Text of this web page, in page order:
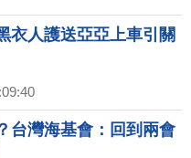
衣人護送亞亞上車引關
台灣海基會：回到兩會